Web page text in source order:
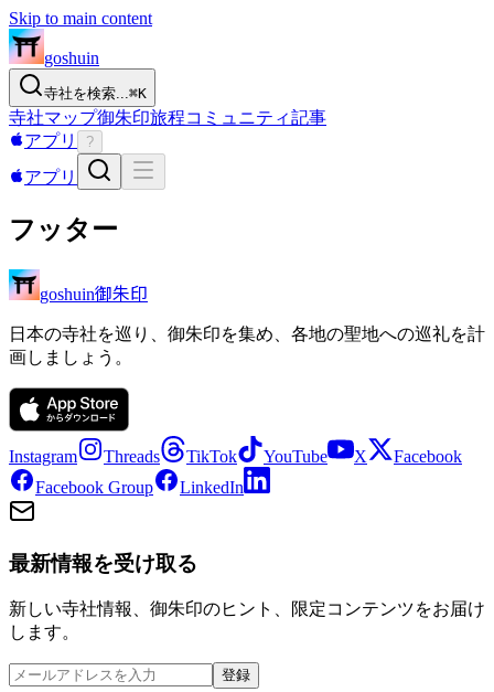
Skip to main content
goshuin
寺社を検索...⌘K
寺社マップ御朱印旅程コミュニティ記事
アプリ
?
アプリ
フッター
goshuin御朱印
日本の寺社を巡り、御朱印を集め、各地の聖地への巡礼を計
画しましょう。
Instagram Threads TikTok YouTube X
Facebook
Facebook Group
LinkedIn
最新情報を受け取る
新しい寺社情報、御朱印のヒント、限定コンテンツをお届け
します。
登録